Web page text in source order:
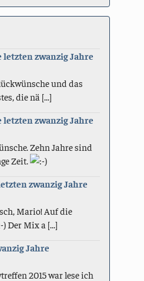
letzten zwanzig Jahre
und das
die nä [...]
letzten zwanzig Jahre
Zehn Jahre sind
Zeit.
zwanzig Jahre
Mario! Auf die
Der Mix a [...]
Jahre
2015 war lese ich